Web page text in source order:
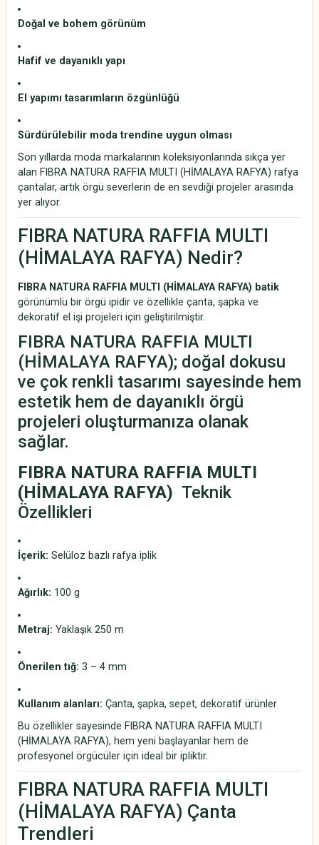
Doğal ve bohem görünüm
Hafif ve dayanıklı yapı
El yapımı tasarımların özgünlüğü
Sürdürülebilir moda trendine uygun olması
Son yıllarda moda markalarının koleksiyonlarında sıkça yer
alan FIBRA NATURA RAFFIA MULTI (HİMALAYA RAFYA) rafya
çantalar, artık örgü severlerin de en sevdiği projeler arasında
yer alıyor.
FIBRA NATURA RAFFIA MULTI
(HİMALAYA RAFYA) Nedir?
FIBRA NATURA RAFFIA MULTI (HİMALAYA RAFYA) batik
görünümlü bir örgü ipidir ve özellikle çanta, şapka ve
dekoratif el işi projeleri için geliştirilmiştir.
FIBRA NATURA RAFFIA MULTI
(HİMALAYA RAFYA); doğal dokusu
ve çok renkli tasarımı sayesinde hem
estetik hem de dayanıklı örgü
projeleri oluşturmanıza olanak
sağlar.
FIBRA NATURA RAFFIA MULTI
(HİMALAYA RAFYA) Teknik
Özellikleri
İçerik: Selüloz bazlı rafya iplik
Ağırlık: 100 g
Metraj: Yaklaşık 250 m
Önerilen tığ: 3 – 4 mm
Kullanım alanları: Çanta, şapka, sepet, dekoratif ürünler
Bu özellikler sayesinde FIBRA NATURA RAFFIA MULTI
(HİMALAYA RAFYA), hem yeni başlayanlar hem de
profesyonel örgücüler için ideal bir ipliktir.
FIBRA NATURA RAFFIA MULTI
(HİMALAYA RAFYA) Çanta
Trendleri